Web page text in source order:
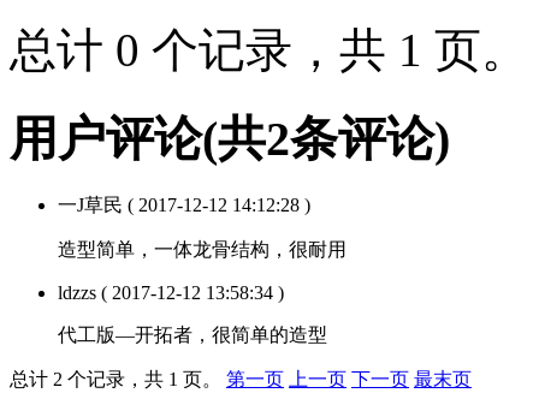
总计 0 个记录，共 1 页。
用户评论(共2条评论)
一J草民 ( 2017-12-12 14:12:28 )
造型简单，一体龙骨结构，很耐用
ldzzs ( 2017-12-12 13:58:34 )
代工版—开拓者，很简单的造型
总计 2 个记录，共 1 页。 第一页 上一页 下一页 最末页